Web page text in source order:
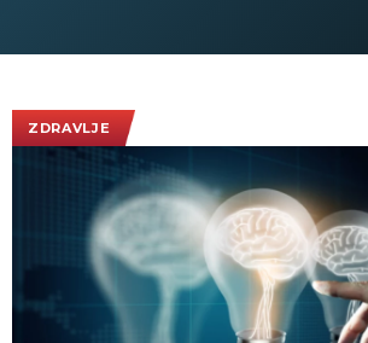
ZDRAVLJE